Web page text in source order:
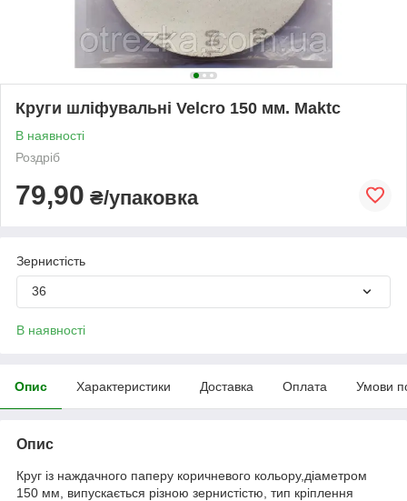
Круги шліфувальні Velcro 150 мм. Maktc
В наявності
Роздріб
79,90 ₴/упаковка
Зернистість
36
В наявності
Опис Характеристики Доставка Оплата Умови
Опис
Круг із наждачного паперу коричневого кольору,діаметром
150 мм, випускається різною зернистістю, тип кріплення